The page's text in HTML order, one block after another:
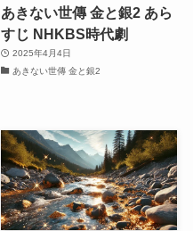
あきない世傳 金と銀2 あら
すじ NHKBS時代劇
2025年4月4日
あきない世傳 金と銀2